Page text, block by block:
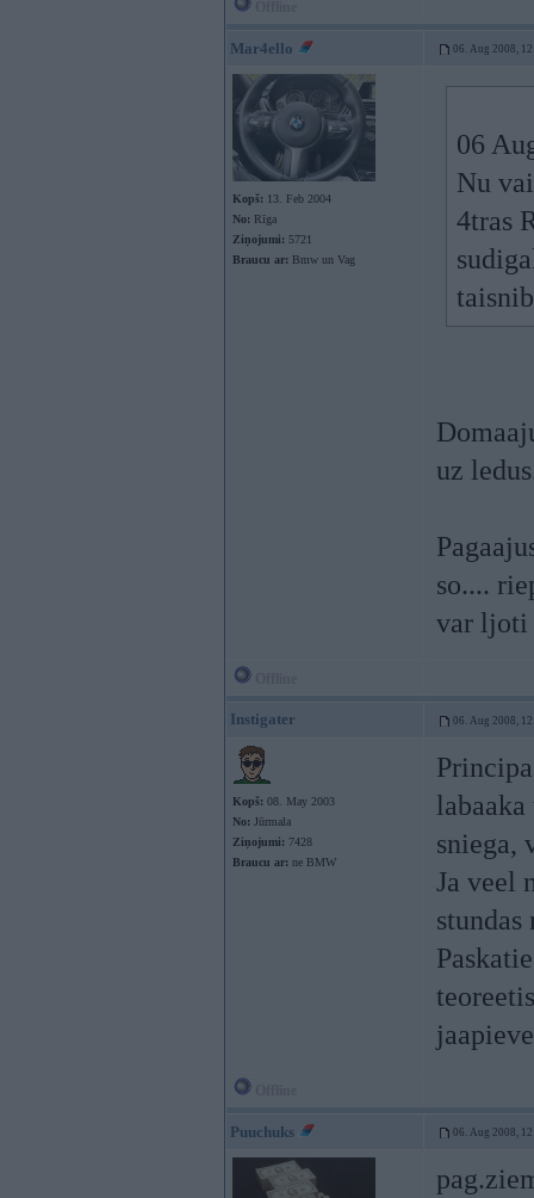
Mar4ello 06. Aug 2008,
Kopš: 13. Feb 2004
No: Rīga
Ziņojumi: 5721
Braucu ar: Bmw un Vag
06
Nu
4tras
uz
so....
var
Instigater 06. Aug 2008,
Kopš: 08. May 2003
No: Jūrmala
Ziņojumi: 7428
Braucu ar: ne BMW
sniega,
Ja veel
Puuchuks 06. Aug 2008,